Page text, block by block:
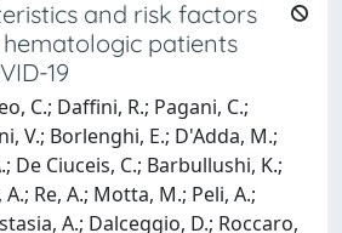
and risk factors
patients
19
C.; Daffini, R.; Pagani, C.;
V.; Borlenghi, E.; D'Adda, M.;
De Ciuceis, C.; Barbullushi, K.;
Re, A.; Motta, M.; Peli, A.;
A.; Dalceggio, D.; Roccaro,